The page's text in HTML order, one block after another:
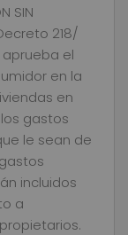
SIN
218/
aprueba el
en la
en
gastos
le sean de
incluidos
a